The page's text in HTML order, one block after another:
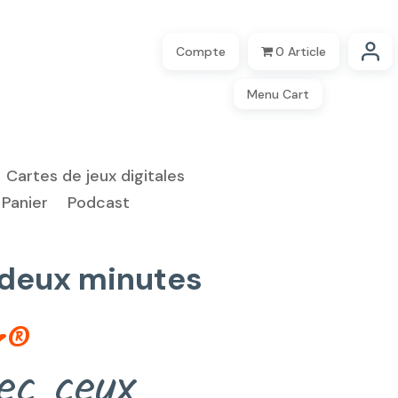
Compte 0 Article
Menu Cart
Cartes de jeux digitales
Panier
Podcast
minutes